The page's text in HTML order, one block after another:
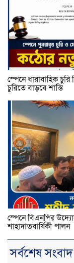
স্পেনে ধারাবাহিক
চুরিতে বাড়বে শাস্তি
স্পেনে বিএনপির
শাহাদাতবার্ষিকী পালন
সর্বশেষ সংবাদ